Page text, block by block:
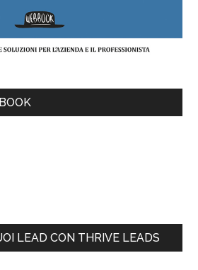
LEAD CON THRIVE LEADS